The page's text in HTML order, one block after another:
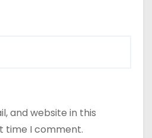
and website in this
time I comment.